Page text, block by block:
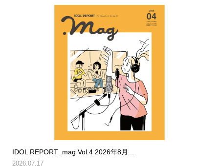
IDOL REPORT .mag Vol.4 2026年8月...
2026.07.17